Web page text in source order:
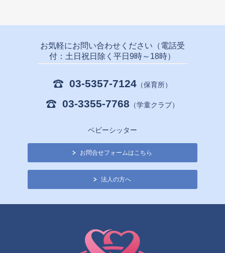
お気軽にお問い合わせください（電話受
付：土日祝日除く平日9時～18時）
03-5357-7124（保育所）
03-3355-7768 （学童クラブ）
ベビーシッター
お問合せフォームはこちら
法人の方へ